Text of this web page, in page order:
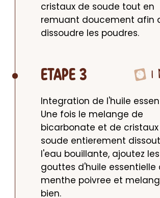
cristaux de soude tout en
remuant doucement afin
dissoudre les poudres.
ETAPE 3 1
Integration de l'huile
Une fois le melange de
bicarbonate et de
soude entierement
l'eau bouillante, ajoutez les
gouttes d'huile essentielle
menthe poivree et
bien.